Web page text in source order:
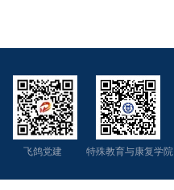
飞鸽党建 特殊教育与康复学院